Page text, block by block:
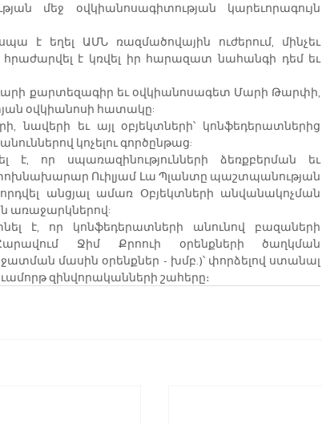
մեջ օվկիանոսագիտության կարեւորագույն
է եղել ԱՄՆ ռազմածովային ուժերում, մինչեւ
է կռվել իր հարազատ նահանգի դեմ եւ
դարի քարտեզագիր եւ օվկիանոսագետ Մարի Թարփի,
օվկիանոսի հատակը:
նավերի եւ այլ օբյեկտների՝ կոնֆեդերատներից
կոչելու գործընթաց:
է, որ սպառազինությունների ձեռքբերման եւ
Ուիլյամ Լա Պլանտը պաշտպանության
անցյալ ամառ Օբյեկտների անվանակոչման
առաջարկներով:
է, որ կոնֆեդերատների անունով բազաների
Ջիմ Քրոուի օրենքների ծաղկման
մասին օրենքներ - խմբ.)՝ փորձելով ստանալ
զինվորականների շահերը։